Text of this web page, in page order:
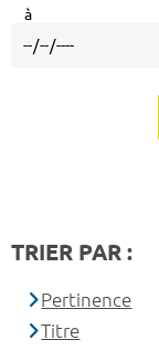
à
TRIER PAR :
Pertinence
Titre